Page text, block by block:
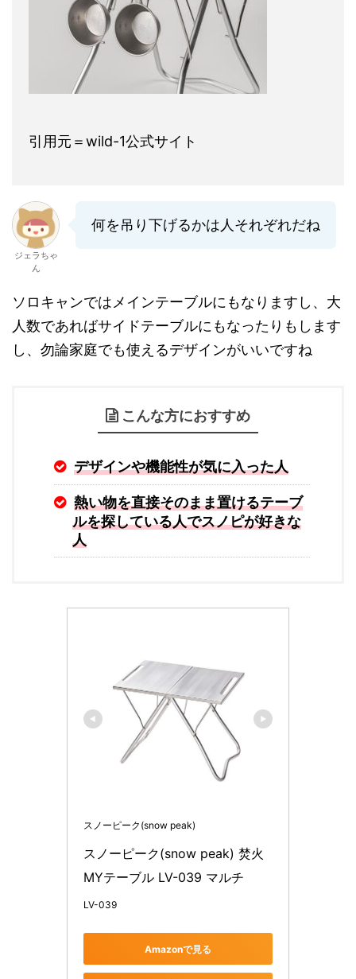
引用元＝wild-1公式サイト
ジェラちゃ
ん
何を吊り下げるかは人それぞれだね
ソロキャンではメインテーブルにもなりますし、大
人数であればサイドテーブルにもなったりもします
し、勿論家庭でも使えるデザインがいいですね
こんな方におすすめ
デザインや機能性が気に入った人
熱い物を直接そのまま置けるテーブ
ルを探している人でスノピが好きな
人
スノーピーク(snow peak)
スノーピーク(snow peak) 焚火
MYテーブル LV-039 マルチ
LV-039
Amazonで見る